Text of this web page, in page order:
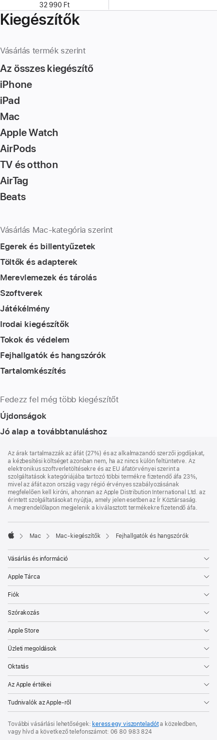
32 990 Ft
Kiegészítők
Vásárlás termék szerint
Az összes kiegészítő
iPhone
iPad
Mac
Apple Watch
AirPods
TV és otthon
AirTag
Beats
Vásárlás Mac-kategória szerint
Egerek és billentyűzetek
Töltők és adapterek
Merevlemezek és tárolás
Szoftverek
Játékélmény
Irodai kiegészítők
Tokok és védelem
Fejhallgatók és hangszórók
Tartalomkészítés
Fedezz fel még több kiegészítőt
Újdonságok
Jó alap a továbbtanuláshoz
Az árak tartalmazzák az áfát (27%) és az alkalmazandó szerzői jogdíjakat,
a kézbesítési költséget azonban nem, ha az nincs külön feltüntetve. Az
elektronikus szoftverletöltésekre és az EU áfatörvényei szerint a
szolgáltatások kategóriájába tartozó többi termékre fizetendő áfa 23%,
mivel az áfát azon ország vagy régió érvényes szabályozásának
megfelelően kell kiróni, ahonnan az Apple Distribution International Ltd. az
érintett szolgáltatásokat nyújtja, amely jelen esetben az Ír Köztársaság.
A megrendelőlapon megjelenik a kiválasztott termékekre fizetendő áfa.
Mac Mac-kiegészítők Fejhallgatók és hangszórók
Vásárlás és információ
Apple Tárca
Fiók
Szórakozás
Apple Store
Üzleti megoldások
Oktatás
Az Apple értékei
Tudnivalók az Apple-ről
További vásárlási lehetőségek: keress egy viszonteladóta közeledben,
vagy hívd a következő telefonszámot: 06 80 983 824